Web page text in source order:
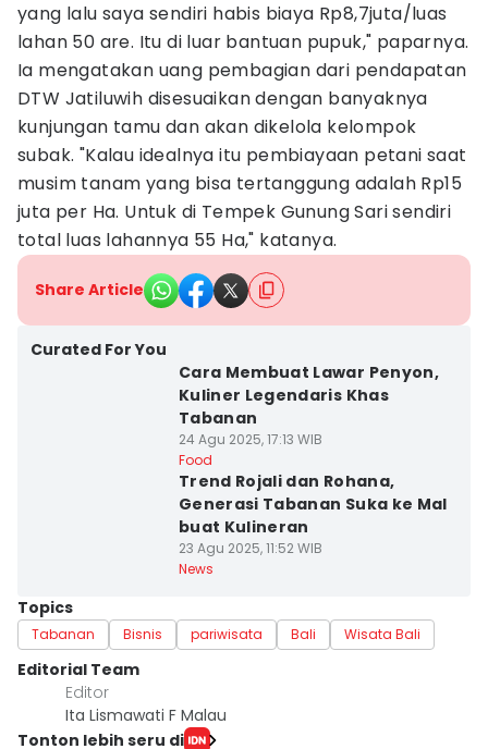
yang lalu saya sendiri habis biaya Rp8,7juta/luas
lahan 50 are. Itu di luar bantuan pupuk," paparnya.
Ia mengatakan uang pembagian dari pendapatan
DTW Jatiluwih disesuaikan dengan banyaknya
kunjungan tamu dan akan dikelola kelompok
subak. "Kalau idealnya itu pembiayaan petani saat
musim tanam yang bisa tertanggung adalah Rp15
juta per Ha. Untuk di Tempek Gunung Sari sendiri
total luas lahannya 55 Ha," katanya.
Share Article
Curated For You
Cara Membuat Lawar Penyon,
Kuliner Legendaris Khas
Tabanan
24 Agu 2025, 17:13 WIB
Food
Trend Rojali dan Rohana,
Generasi Tabanan Suka ke Mal
buat Kulineran
23 Agu 2025, 11:52 WIB
News
Topics
Tabanan Bisnis pariwisata Bali Wisata Bali
Editorial Team
Editor
Ita Lismawati F Malau
Tonton lebih seru di